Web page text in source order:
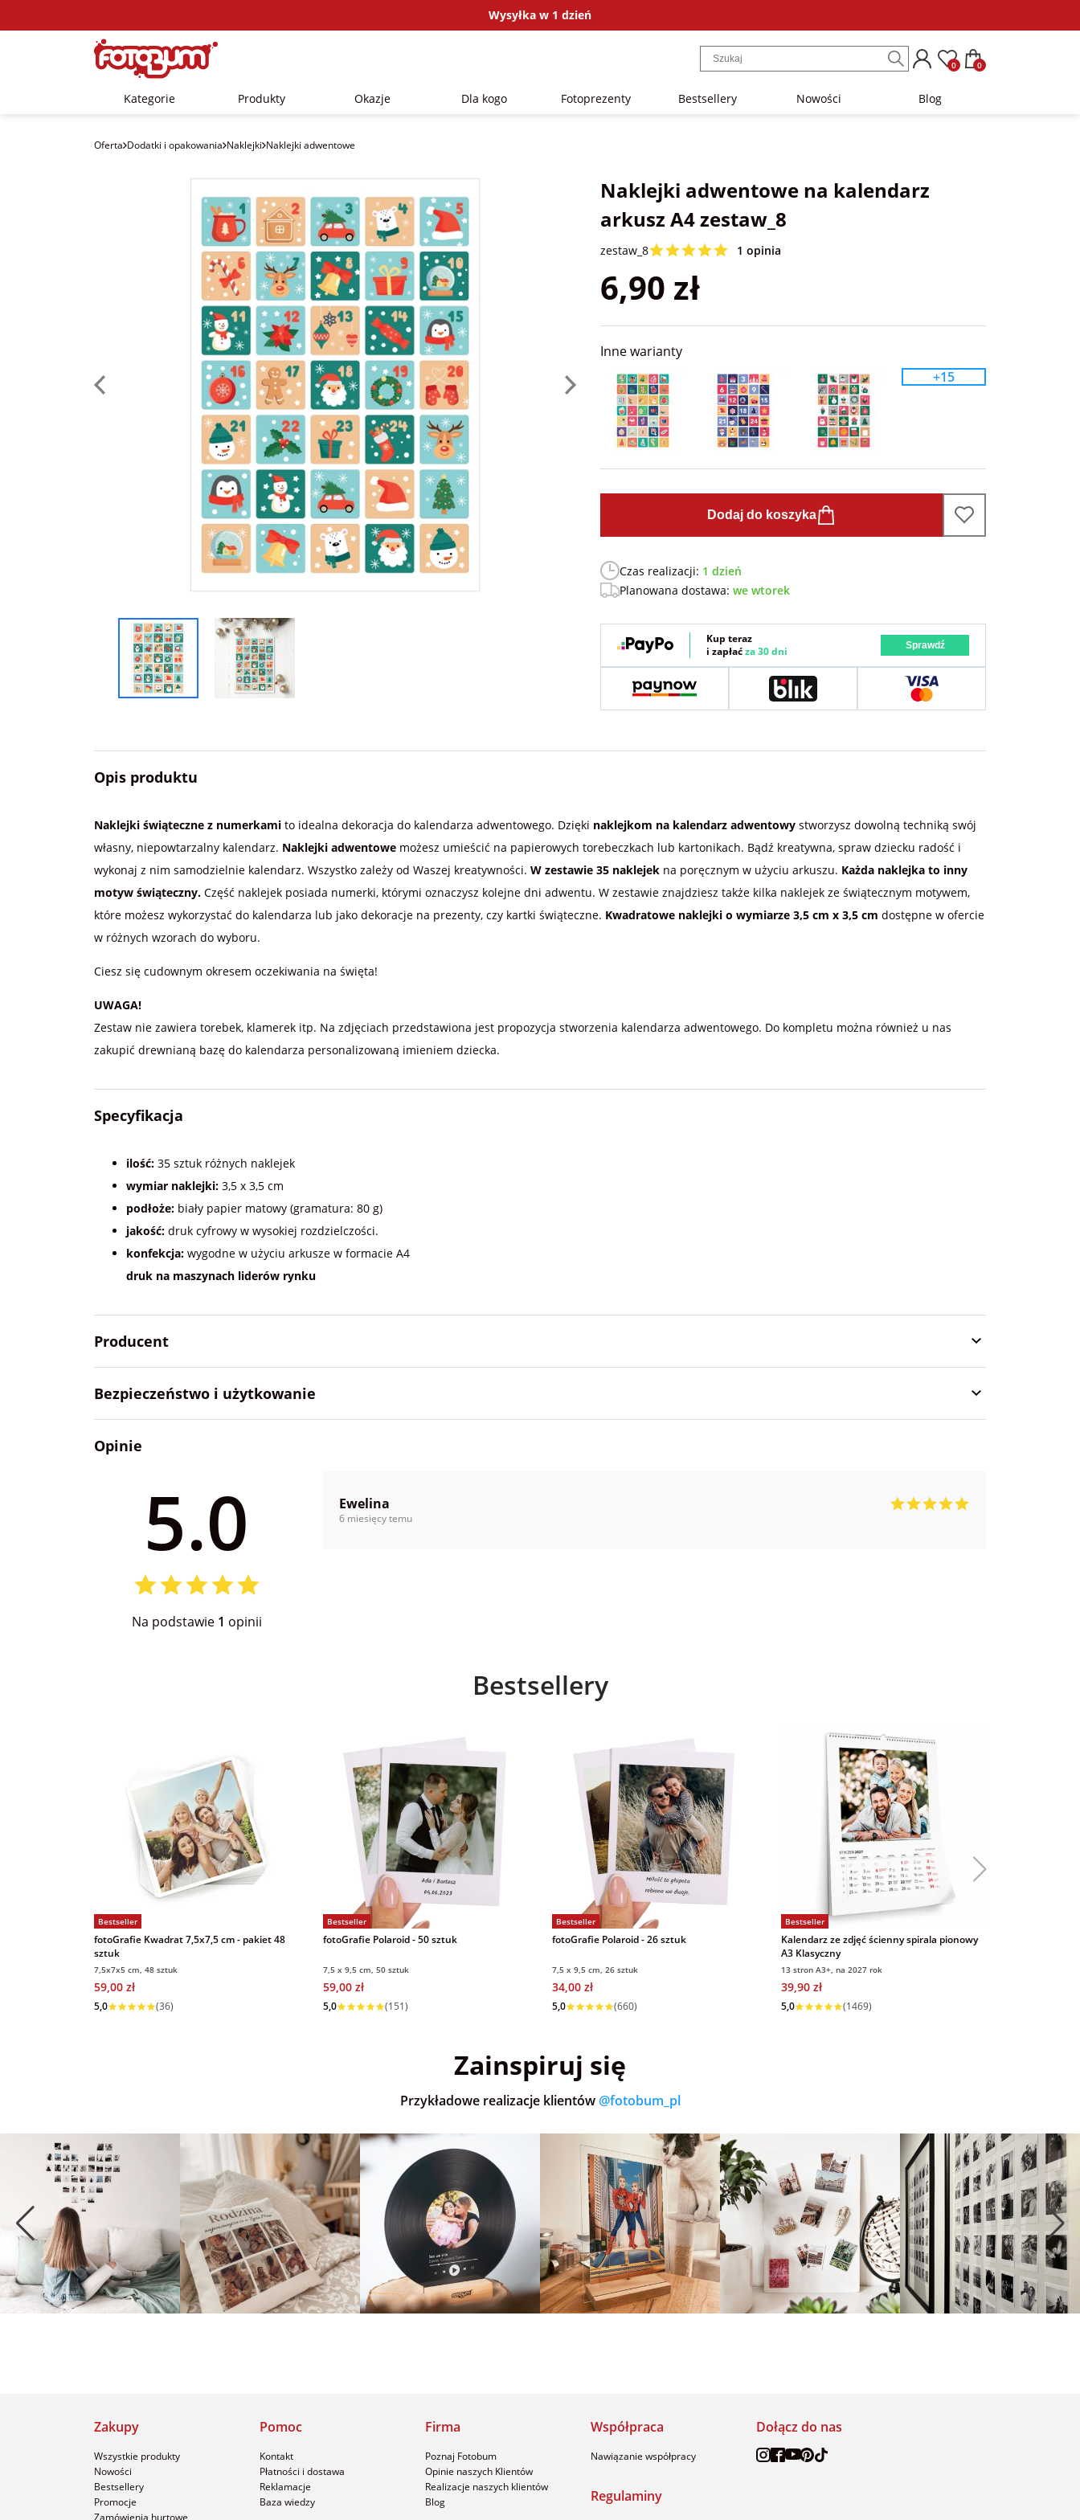
Wysyłka w 1 dzień
0 0
Kategorie Produkty Okazje Dla kogo Fotoprezenty Bestsellery Nowości Blog
Oferta Dodatki i opakowania Naklejki Naklejki adwentowe
Naklejki adwentowe na kalendarz
arkusz A4 zestaw_8
zestaw_8 1 opinia
6,90 zł
Inne warianty
+15
Dodaj do koszyka
Czas realizacji: 1 dzień
Planowana dostawa: we wtorek
Kup teraz
i zapłaćza 30 dni Sprawdź
Opis produktu
Naklejki świąteczne z numerkami to idealna dekoracja do kalendarza adwentowego. Dzięki naklejkom na kalendarz adwentowy stworzysz dowolną techniką swój
własny, niepowtarzalny kalendarz. Naklejki adwentowe możesz umieścić na papierowych torebeczkach lub kartonikach. Bądź kreatywna, spraw dziecku radość i
wykonaj z nim samodzielnie kalendarz. Wszystko zależy od Waszej kreatywności. W zestawie 35 naklejek na poręcznym w użyciu arkuszu. Każda naklejka to inny
motyw świąteczny. Część naklejek posiada numerki, którymi oznaczysz kolejne dni adwentu. W zestawie znajdziesz także kilka naklejek ze świątecznym motywem,
które możesz wykorzystać do kalendarza lub jako dekoracje na prezenty, czy kartki świąteczne. Kwadratowe naklejki o wymiarze 3,5 cm x 3,5 cm dostępne w ofercie
w różnych wzorach do wyboru.
Ciesz się cudownym okresem oczekiwania na święta!
UWAGA!
Zestaw nie zawiera torebek, klamerek itp. Na zdjęciach przedstawiona jest propozycja stworzenia kalendarza adwentowego. Do kompletu można również u nas
zakupić drewnianą bazę do kalendarza personalizowaną imieniem dziecka.
Specyfikacja
ilość: 35 sztuk różnych naklejek
wymiar naklejki: 3,5 x 3,5 cm
podłoże: biały papier matowy (gramatura: 80 g)
jakość: druk cyfrowy w wysokiej rozdzielczości.
konfekcja: wygodne w użyciu arkusze w formacie A4
druk na maszynach liderów rynku
Producent
Bezpieczeństwo i użytkowanie
Opinie
5.0
Na podstawie 1 opinii
Ewelina
6 miesięcy temu
Bestsellery
Bestseller
fotoGrafie Kwadrat 7,5x7,5 cm - pakiet 48
sztuk
7,5x7x5 cm, 48 sztuk
59,00 zł
Wysyłka w 1 dzień
Bestseller
fotoGrafie Polaroid - 50 sztuk
7,5 x 9,5 cm, 50 sztuk
59,00 zł
Wysyłka w 1 dzień
Bestseller
fotoGrafie Polaroid - 26 sztuk
7,5 x 9,5 cm, 26 sztuk
34,00 zł
Wysyłka w 1 dzień
Bestseller
Kalendarz ze zdjęć ścienny spirala pionowy
A3 Klasyczny
13 stron A3+, na 2027 rok
39,90 zł
Wysyłka w 1 dzień
Zainspiruj się
Przykładowe realizacje klientów @fotobum_pl
Dołącz do nas
Zakupy
Wszystkie produkty
Nowości
Bestsellery
Promocje
Zamówienia hurtowe
Pomoc
Kontakt
Płatności i dostawa
Reklamacje
Baza wiedzy
Firma
Poznaj Fotobum
Opinie naszych Klientów
Realizacje naszych klientów
Blog
Współpraca
Nawiązanie współpracy
Regulaminy